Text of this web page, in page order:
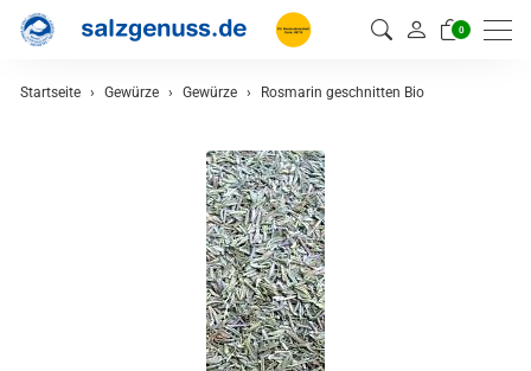
0
zurück
Startseite Gewürze Gewürze Rosmarin geschnitten Bio